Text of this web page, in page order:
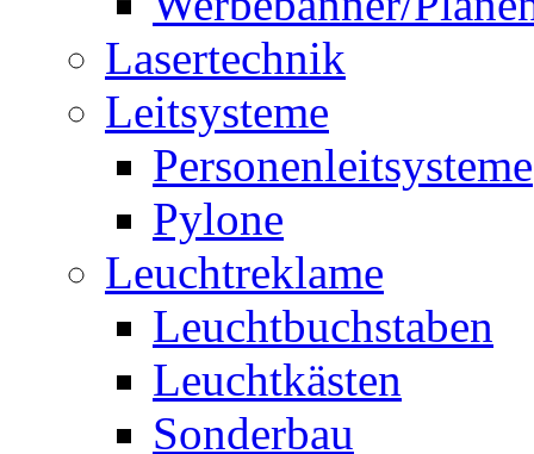
Lasertechnik
Leitsysteme
Personenleitsysteme
Pylone
Leuchtreklame
Leuchtbuchstaben
Leuchtkästen
Sonderbau